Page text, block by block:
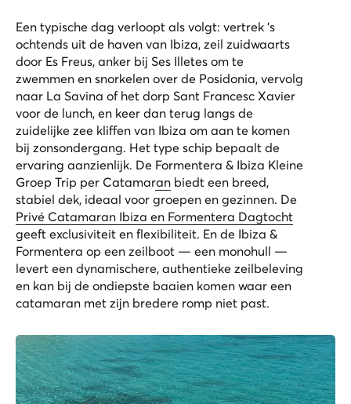
Een typische dag verloopt als volgt: vertrek ’s
ochtends uit de haven van Ibiza, zeil zuidwaarts
door Es Freus, anker bij Ses Illetes om te
zwemmen en snorkelen over de Posidonia, vervolg
naar La Savina of het dorp Sant Francesc Xavier
voor de lunch, en keer dan terug langs de
zuidelijke zee kliffen van Ibiza om aan te komen
bij zonsondergang. Het type schip bepaalt de
ervaring aanzienlijk. De Formentera & Ibiza Kleine
Groep Trip per Catamaran biedt een breed,
stabiel dek, ideaal voor groepen en gezinnen. De
Privé Catamaran Ibiza en Formentera Dagtocht
geeft exclusiviteit en flexibiliteit. En de Ibiza &
Formentera op een zeilboot — een monohull —
levert een dynamischere, authentieke zeilbeleving
en kan bij de ondiepste baaien komen waar een
catamaran met zijn bredere romp niet past.